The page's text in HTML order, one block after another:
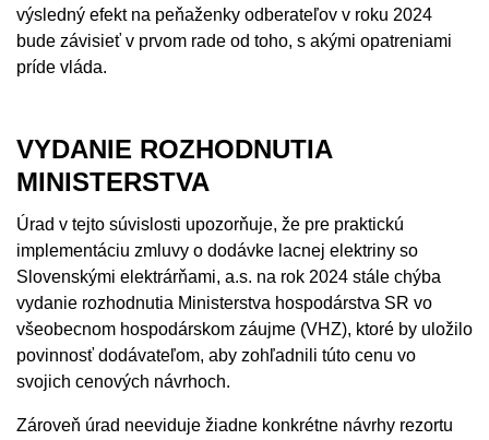
výsledný efekt na peňaženky odberateľov v roku 2024
bude závisieť v prvom rade od toho, s akými opatreniami
príde vláda.
VYDANIE ROZHODNUTIA
MINISTERSTVA
Úrad v tejto súvislosti upozorňuje, že pre praktickú
implementáciu zmluvy o dodávke lacnej elektriny so
Slovenskými elektrárňami, a.s. na rok 2024 stále chýba
vydanie rozhodnutia Ministerstva hospodárstva SR vo
všeobecnom hospodárskom záujme (VHZ), ktoré by uložilo
povinnosť dodávateľom, aby zohľadnili túto cenu vo
svojich cenových návrhoch.
Zároveň úrad neeviduje žiadne konkrétne návrhy rezortu